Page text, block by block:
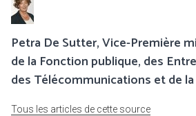
Petra De Sutter, Vice-Première
de la Fonction publique, des
des Télécommunications et de
Tous les articles de cette source